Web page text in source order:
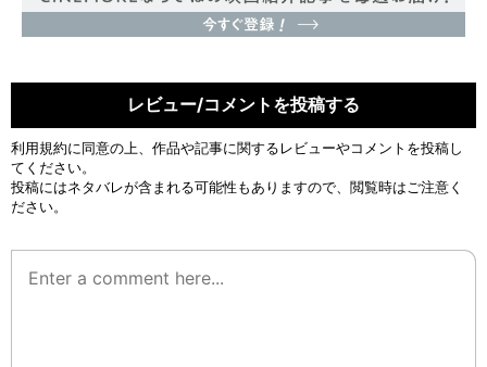
レビュー/コメントを投稿する
利用規約に同意の上、作品や記事に関するレビューやコメントを投稿し
てください。
投稿にはネタバレが含まれる可能性もありますので、閲覧時はご注意く
ださい。